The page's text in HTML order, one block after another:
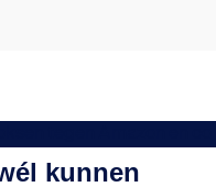
kunnen